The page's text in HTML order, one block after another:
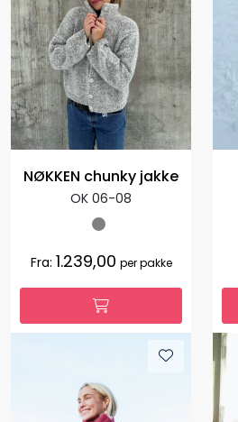
NØKKEN chunky jakke
OK 06-08
Fra: 1.239,00 per pakke